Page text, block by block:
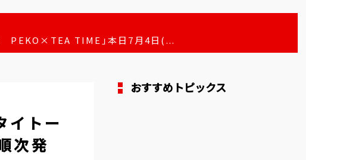
PEKO×TEA TIME」本日7月4日(...
イトー
次発
おすすめトピックス